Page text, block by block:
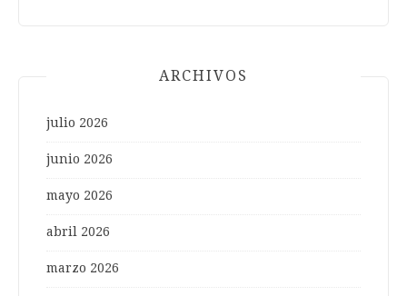
ARCHIVOS
julio 2026
junio 2026
mayo 2026
abril 2026
marzo 2026